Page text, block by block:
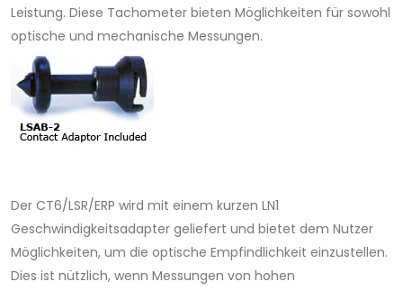
Leistung. Diese Tachometer bieten Möglichkeiten für sowohl
optische und mechanische Messungen.
Der CT6/LSR/ERP wird mit einem kurzen LN1
Geschwindigkeitsadapter geliefert und bietet dem Nutzer
Möglichkeiten, um die optische Empfindlichkeit einzustellen.
Dies ist nützlich, wenn Messungen von hohen